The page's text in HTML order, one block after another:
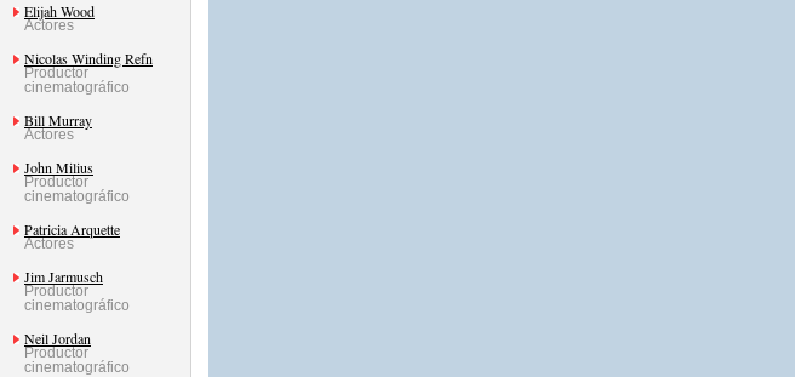
Elijah Wood
Actores
Nicolas Winding Refn
Productor
cinematográfico
Bill Murray
Actores
John Milius
Productor
cinematográfico
Patricia Arquette
Actores
Jim Jarmusch
Productor
cinematográfico
Neil Jordan
Productor
cinematográfico